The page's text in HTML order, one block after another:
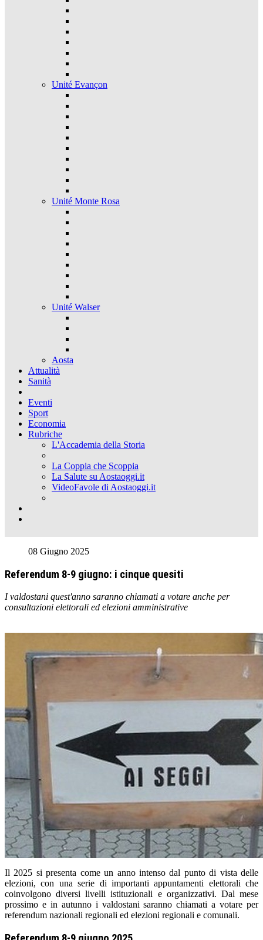
Unité Evançon
Unité Monte Rosa
Unité Walser
Aosta
Attualità
Sanità
Eventi
Sport
Economia
Rubriche
L'Accademia della Storia
La Coppia che Scoppia
La Salute su Aostaoggi.it
VideoFavole di Aostaoggi.it
08 Giugno 2025
Referendum 8-9 giugno: i cinque quesiti
I valdostani quest'anno saranno chiamati a votare anche per
consultazioni elettorali ed elezioni amministrative
Il 2025 si presenta come un anno intenso dal punto di vista delle
elezioni, con una serie di importanti appuntamenti elettorali che
coinvolgono diversi livelli istituzionali e organizzativi. Dal mese
prossimo e in autunno i valdostani saranno chiamati a votare per
referendum nazionali regionali ed elezioni regionali e comunali.